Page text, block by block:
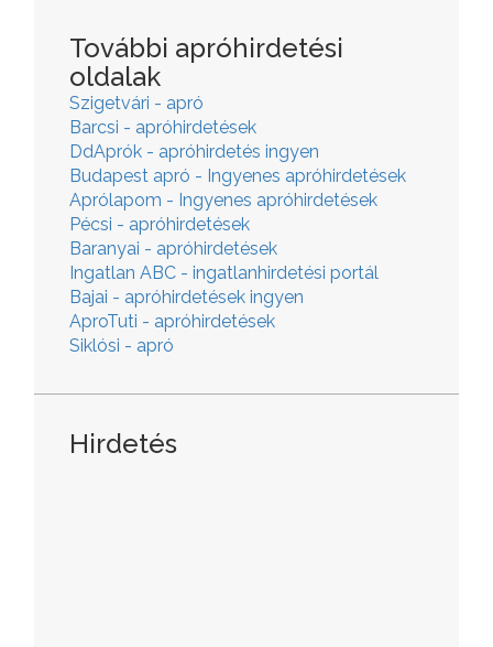
További apróhirdetési
oldalak
Szigetvári - apró
Barcsi - apróhirdetések
DdAprók - apróhirdetés ingyen
Budapest apró - Ingyenes apróhirdetések
Aprólapom - Ingyenes apróhirdetések
Pécsi - apróhirdetések
Baranyai - apróhirdetések
Ingatlan ABC - ingatlanhirdetési portál
Bajai - apróhirdetések ingyen
AproTuti - apróhirdetések
Siklósi - apró
Hirdetés